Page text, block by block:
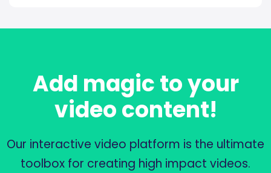
Add magic to your
video content!
Our interactive video platform is the ultimate
toolbox for creating high impact videos.